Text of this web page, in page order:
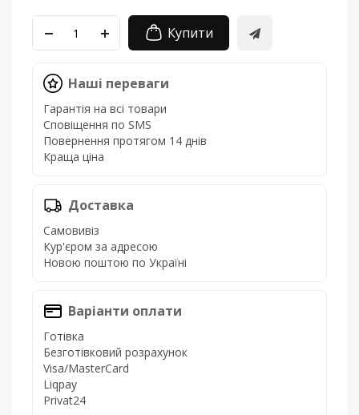
Купити
Наші переваги
Гарантія на всі товари
Сповіщення по SMS
Повернення протягом 14 днів
Краща ціна
Доставка
Самовивіз
Кур'єром за адресою
Новою поштою по Україні
Варіанти оплати
Готівка
Безготівковий розрахунок
Visa/MasterCard
Liqpay
Privat24